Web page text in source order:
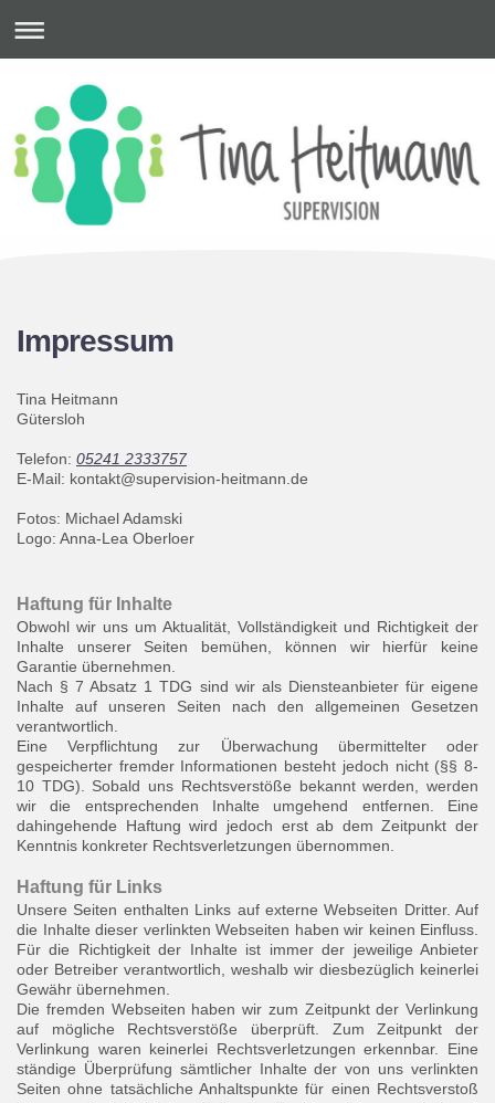
Impressum
Tina Heitmann
Gütersloh
Telefon: 05241 2333757
E-Mail: kontakt@supervision-heitmann.de
Fotos: Michael Adamski
Logo: Anna-Lea Oberloer
Haftung für Inhalte
Obwohl wir uns um Aktualität, Vollständigkeit und Richtigkeit der
Inhalte unserer Seiten bemühen, können wir hierfür keine
Garantie übernehmen.
Nach § 7 Absatz 1 TDG sind wir als Diensteanbieter für eigene
Inhalte auf unseren Seiten nach den allgemeinen Gesetzen
verantwortlich.
Eine Verpflichtung zur Überwachung übermittelter oder
gespeicherter fremder Informationen besteht jedoch nicht (§§ 8-
10 TDG). Sobald uns Rechtsverstöße bekannt werden, werden
wir die entsprechenden Inhalte umgehend entfernen. Eine
dahingehende Haftung wird jedoch erst ab dem Zeitpunkt der
Kenntnis konkreter Rechtsverletzungen übernommen.
Haftung für Links
Unsere Seiten enthalten Links auf externe Webseiten Dritter. Auf
die Inhalte dieser verlinkten Webseiten haben wir keinen Einfluss.
Für die Richtigkeit der Inhalte ist immer der jeweilige Anbieter
oder Betreiber verantwortlich, weshalb wir diesbezüglich keinerlei
Gewähr übernehmen.
Die fremden Webseiten haben wir zum Zeitpunkt der Verlinkung
auf mögliche Rechtsverstöße überprüft. Zum Zeitpunkt der
Verlinkung waren keinerlei Rechtsverletzungen erkennbar. Eine
ständige Überprüfung sämtlicher Inhalte der von uns verlinkten
Seiten ohne tatsächliche Anhaltspunkte für einen Rechtsverstoß